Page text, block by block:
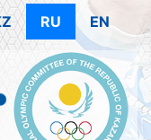
RU EN